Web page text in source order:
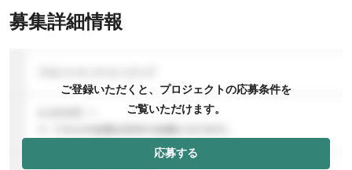
募集詳細情報
ご登録いただくと、プロジェクトの応募条件を
ご覧いただけます。
応募する